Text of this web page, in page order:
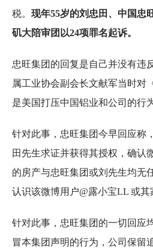
税。 现年55岁的刘忠田、中国忠
矶大陪审团以24项罪名起诉。
忠旺集团的回复是自己并没有违
属工业协会副会长文献军当时对
是美国打压中国铝业和公司的行为
针对此事，忠旺集团今早回应称
田先生求证并获得其授权，确认
的房产与忠旺集团或刘先生均无
认识该微博用户@露小宝LL 或其
针对此事，忠旺集团的一切回应
冒本集团声明的行为，公司保留